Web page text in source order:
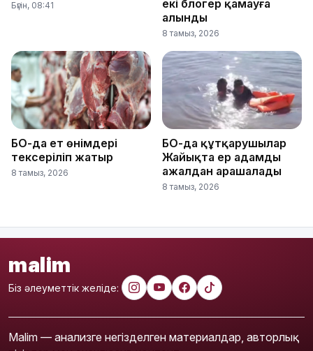
Бүгін, 08:41
екі блогер қамауға
алынды
8 тамыз, 2026
БҚО-да ет өнімдері
тексеріліп жатыр
8 тамыз, 2026
БҚО-да құтқарушылар
Жайықта ер адамды
ажалдан арашалады
8 тамыз, 2026
malim
Біз әлеуметтік желіде:
Malim — анализге негізделген материалдар, авторлық